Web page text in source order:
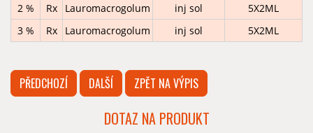
2 %
Rx Lauromacrogolum inj sol
5X2ML
3 %
Rx Lauromacrogolum inj sol 5X2ML
PŘEDCHOZÍ DALŠÍ ZPĚT NA VÝPIS
DOTAZ NA PRODUKT